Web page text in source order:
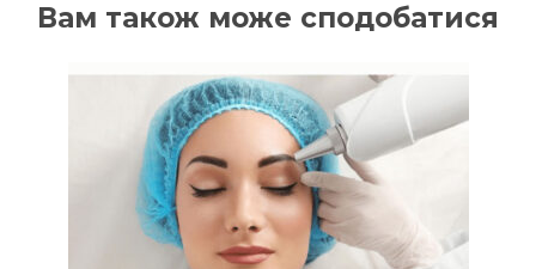
Вам також може сподобатися